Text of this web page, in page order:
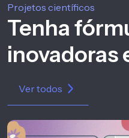
Projetos científicos
Tenha
inovadoras
Ver todos